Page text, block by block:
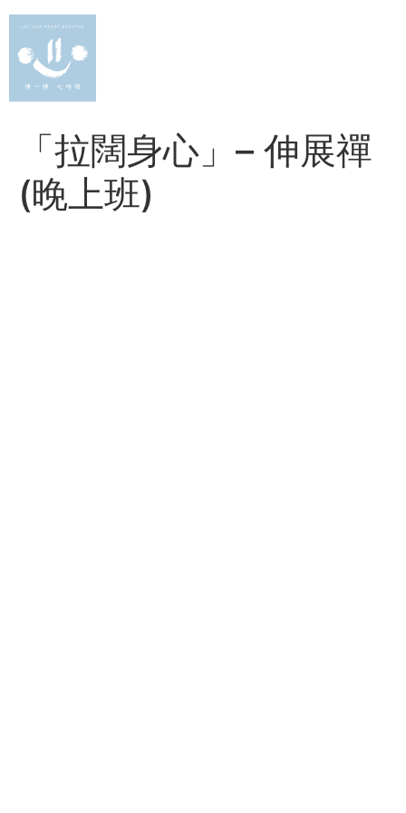
Skip
content
「拉闊身心」– 伸展禪
(晚上班)